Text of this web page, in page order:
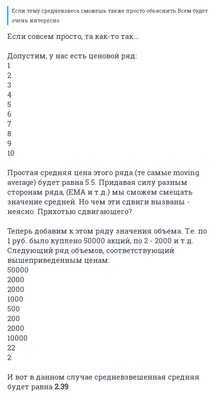
Если тему средневзвеса сможешь также просто обьяснить Всем будет
очень интересно .
Если совсем просто, та как-то так...
Допустим, у нас есть ценовой ряд:
1
2
3
4
5
6
7
8
9
10
Простая средняя цена этого ряда (те самые moving
average) будет равна 5.5. Придавая силу разным
сторонам ряда, (ЕМА и т.д.) мы сможем смещать
значение средней. Но чем эти сдвиги вызваны -
неясно. Прихотью сдвигающего?
Теперь добавим к этом ряду значения объема. Т.е. по
1 руб. было куплено 50000 акций, по 2 - 2000 и т.д.
Следующий ряд объемов, соответствующий
вышеприведенным ценам:
50000
2000
2000
1000
500
200
2000
10000
22
2
И вот в данном случае средневзвешенная средняя
будет равна 2.39